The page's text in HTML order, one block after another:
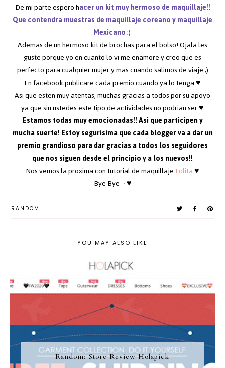
De mi parte espero hacer un kit muy hermoso de maquillaje!!
Que contendra muestras de maquillaje coreano y maquillaje
Mexicano;)
Ademas de un hermoso kit de brochas para el bolso! Ojala les
guste porque yo en cuanto lo vi me enamore y creo que es
perfecto para cualquier mujer y mas cuando salimos de viaje ;)
En facebook publicare cada premio cuando ya lo tenga ♥
Asi que esten muy atentas, muchas gracias a todos por su apoyo
ya que sin ustedes este tipo de actividades no podrian ser ♥
Estamos todas muy emocionadas!! Asi que participen y
mucha suerte! Estoy segurisima que cada blogger va a dar un
premio grandioso para dar gracias a todos los seguidores
que nos siguen desde el principio y a los nuevos!!
Nos vemos la proxima con tutorial de maquillaje:Lolita♥
Bye Bye ~ ♥
RANDOM
YOU MAY ALSO LIKE
Random: Store Review Holapick